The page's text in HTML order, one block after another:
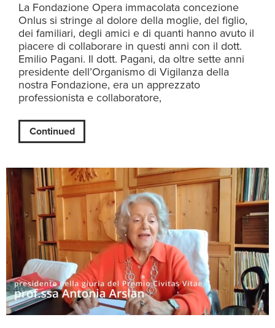
La Fondazione Opera immacolata concezione
Onlus si stringe al dolore della moglie, del figlio,
dei familiari, degli amici e di quanti hanno avuto il
piacere di collaborare in questi anni con il dott.
Emilio Pagani. Il dott. Pagani, da oltre sette anni
presidente dell’Organismo di Vigilanza della
nostra Fondazione, era un apprezzato
professionista e collaboratore,
Continued